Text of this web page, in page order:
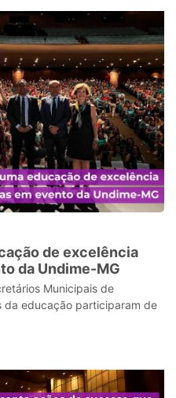
de excelência
da Undime-MG
Municipais de
da educação participaram de